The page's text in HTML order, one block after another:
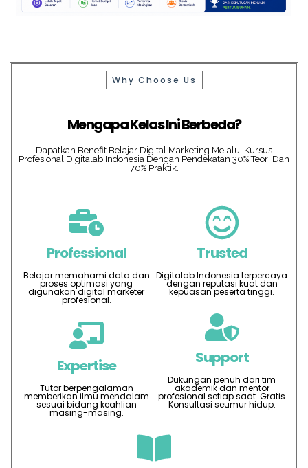
Why Choose Us
Mengapa Kelas Ini Berbeda?
Dapatkan Benefit Belajar Digital Marketing Melalui Kursus
Profesional Digitalab Indonesia Dengan Pendekatan 30% Teori Dan
70% Praktik.
Professional
Belajar memahami data dan
proses optimasi yang
digunakan digital marketer
profesional.
Expertise
Tutor berpengalaman
memberikan ilmu mendalam
sesuai bidang keahlian
masing-masing.
Trusted
Digitalab Indonesia terpercaya
dengan reputasi kuat dan
kepuasan peserta tinggi.
Support
Dukungan penuh dari tim
akademik dan mentor
profesional setiap saat. Gratis
Konsultasi seumur hidup.